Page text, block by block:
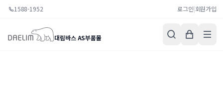
1588-1952 로그인|회원가입
대림바스 AS부품몰